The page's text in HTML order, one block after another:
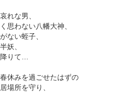
れな男、
思わない八幡大神、
ない蛭子、
妖、
りて…
休みを過ごせたはずの
場所を守り、